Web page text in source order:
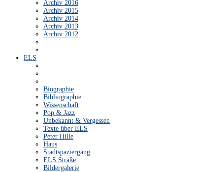
Archiv 2016
Archiv 2015
Archiv 2014
Archiv 2013
Archiv 2012
ELS
Biographie
Bibliographie
Wissenschaft
Pop & Jazz
Unbekannt & Vergessen
Texte über ELS
Peter Hille
Haus
Stadtspaziergang
ELS Straße
Bildergalerie